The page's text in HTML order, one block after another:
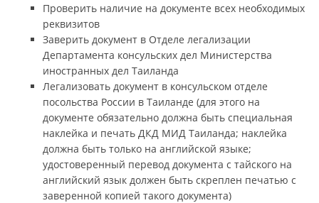
Проверить наличие на документе всех необходимых
реквизитов
Заверить документ в Отделе легализации
Департамента консульских дел Министерства
иностранных дел Таиланда
Легализовать документ в консульском отделе
посольства России в Таиланде (для этого на
документе обязательно должна быть специальная
наклейка и печать ДКД МИД Таиланда; наклейка
должна быть только на английской языке;
удостоверенный перевод документа с тайского на
английский язык должен быть скреплен печатью с
заверенной копией такого документа)